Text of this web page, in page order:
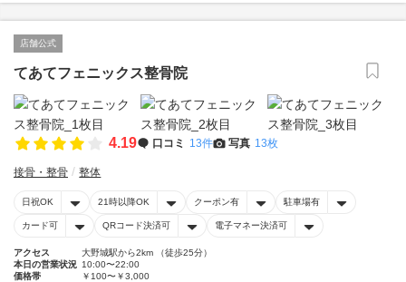
店舗公式
てあてフェニックス整骨院
4.19 口コミ 13件 写真 13枚
接骨・整骨 整体
日祝OK 21時以降OK クーポン有 駐車場有
カード可 QRコード決済可 電子マネー決済可
アクセス
大野城駅から2km （徒歩25分）
本日の営業状況 10:00〜22:00
価格帯
￥100〜￥3,000